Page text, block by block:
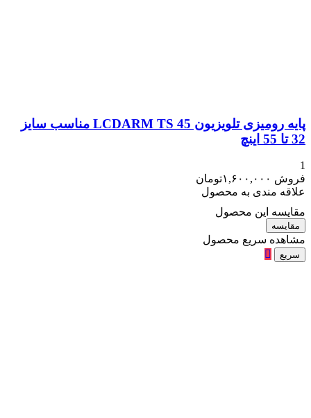
پایه رومیزی تلویزیون LCDARM TS 45 مناسب سایز
32 تا 55 اینچ
1
فروش ۱,۶۰۰,۰۰۰تومان
علاقه مندی به محصول
مقایسه این محصول
مقایسه
مشاهده سریع محصول
سریع